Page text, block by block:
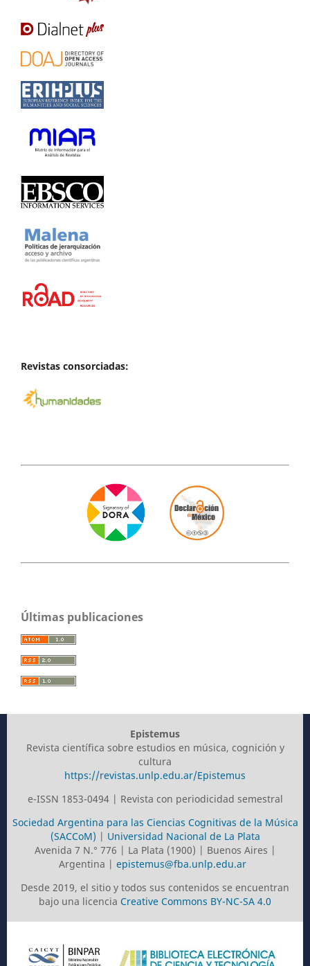
Revistas consorciadas:
Últimas publicaciones
Epistemus
Revista científica sobre estudios en música, cognición y
cultura
https://revistas.unlp.edu.ar/Epistemus
e-ISSN 1853-0494 | Revista con periodicidad semestral
Sociedad Argentina para las Ciencias Cognitivas de la Música
(SACCoM) | Universidad Nacional de La Plata
Avenida 7 N.° 776 | La Plata (1900) | Buenos Aires |
Argentina | epistemus@fba.unlp.edu.ar
Desde 2019, el sitio y todos sus contenidos se encuentran
bajo una licencia Creative Commons BY-NC-SA 4.0